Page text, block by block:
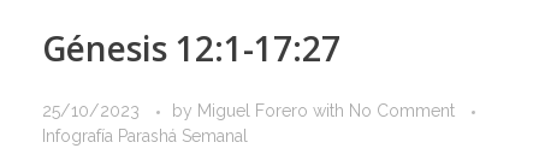
Génesis 12:1-17:27
25/10/2023 by Miguel Forero with No Comment
Infografía Parashá Semanal